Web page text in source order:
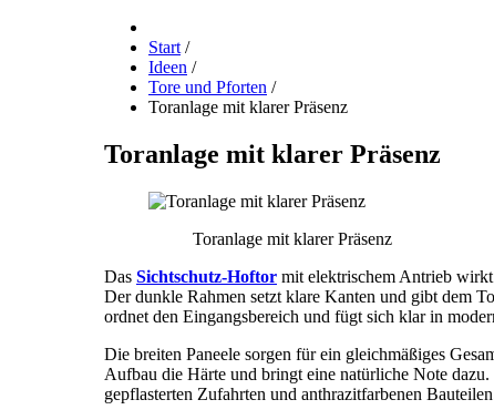
Start /
Ideen /
Tore und Pforten /
Toranlage mit klarer Präsenz
Toranlage mit klarer Präsenz
Toranlage mit klarer Präsenz
Das Sichtschutz-Hoftor mit elektrischem Antrieb
Der dunkle Rahmen setzt klare Kanten und gibt dem
ordnet den Eingangsbereich und fügt sich klar in
Die breiten Paneele sorgen für ein gleichmäßiges
Aufbau die Härte und bringt eine natürliche Note dazu.
gepflasterten Zufahrten und anthrazitfarbenen